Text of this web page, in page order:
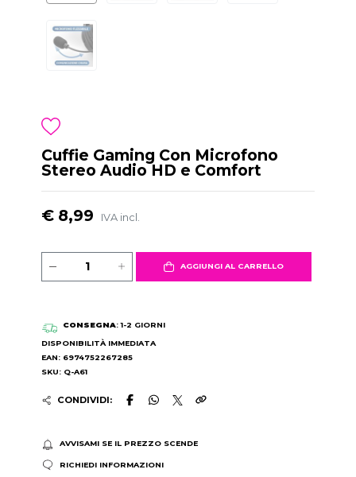
Cuffie Gaming Con Microfono
Stereo Audio HD e Comfort
€ 8,99 IVA incl.
AGGIUNGI AL CARRELLO
CONSEGNA: 1-2 GIORNI
DISPONIBILITÀ IMMEDIATA
EAN: 6974752267285
SKU: Q-A61
CONDIVIDI:
AVVISAMI SE IL PREZZO SCENDE
RICHIEDI INFORMAZIONI